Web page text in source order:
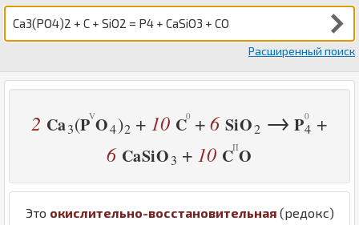
Расширенный поиск
2 Ca3(P O4)2 + 10 C +6 SiO2 → P4 +
6 CaSiO3 + 10 C O
Это окислительно-восстановительная(редокс)